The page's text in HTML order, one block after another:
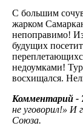
С большим
жарком
непоправимо!
будущих
недоумками!
восхищался.
Комментарий -
не уговорил!» И
Союза.